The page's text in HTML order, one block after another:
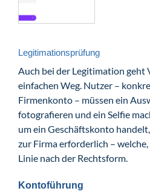
Legitimationsprüfung
Auch bei der Legitimation geht
einfachen Weg. Nutzer –
Firmenkonto – müssen ein
fotografieren und ein Selfie
um ein Geschäftskonto
zur Firma erforderlich –
Linie nach der Rechtsform.
Kontoführung